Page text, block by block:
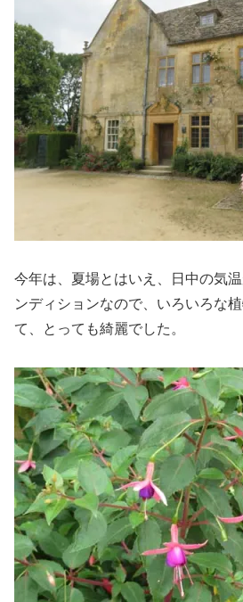
今年は、夏場とはいえ、日中の気
ンディションなので、いろいろな
て、とっても綺麗でした。